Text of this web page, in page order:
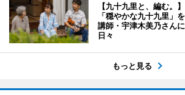
【九十九里と、編む。】
「穏やかな九十九里
講師・宇津木美乃さん
日々
もっと見る